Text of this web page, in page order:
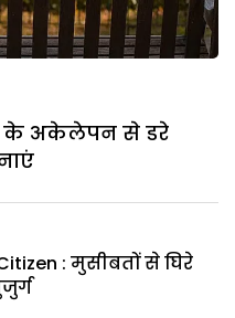
के अकेलेपन से डरे
: मुसीबतों से घिरे